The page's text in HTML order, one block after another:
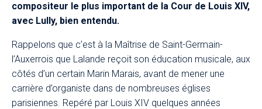
compositeur le plus important de la Cour de Louis XIV,
avec Lully, bien entendu.
Rappelons que c’est à la Maîtrise de Saint-Germain-
l’Auxerrois que Lalande reçoit son éducation musicale, aux
côtés d’un certain Marin Marais, avant de mener une
carrière d’organiste dans de nombreuses églises
parisiennes. Repéré par Louis XIV quelques années